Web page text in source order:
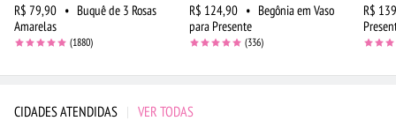
R$ 79,90 • Buquê de 3 Rosas
Amarelas
(1880)
R$ 124,90 • Begônia em Vaso
para Presente
(336)
R$
CIDADES ATENDIDAS | VER TODAS